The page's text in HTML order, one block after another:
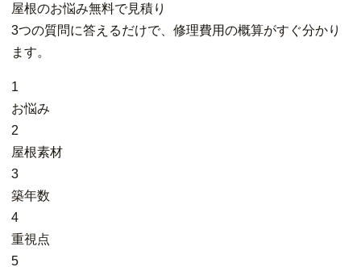
屋根のお悩み無料で見積り
3つの質問に答えるだけで、修理費用の概算がすぐ分かり
ます。
1
お悩み
2
屋根素材
3
築年数
4
重視点
5